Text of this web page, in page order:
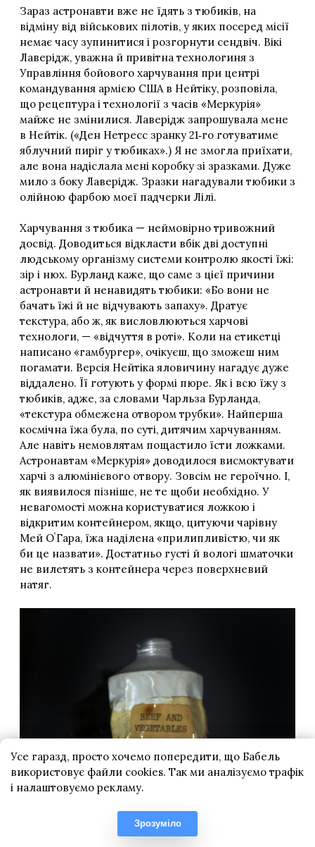
Усе гаразд, просто хочемо попередити, що Бабель
використовує файли cookies. Так ми аналізуємо трафік
і налаштовуємо рекламу.
Зрозуміло